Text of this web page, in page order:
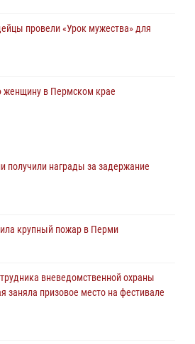
провели «Урок мужества» для
женщину в Пермском крае
участие в торжественном
поддержку при задержании
с Росгвардией»
провели день в клубе
получили награды за задержание
крупный пожар в Перми
вневедомственной охраны
заняла призовое место на фестивале